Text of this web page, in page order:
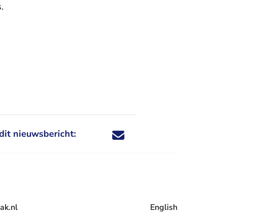
nieuwsbericht: Deel dit nieuwsbericht via X - U verlaat
Deel dit nieuwsbericht via Facebook - U
Deel dit nieuwsbericht via e-mail
Deel dit nieuwsbericht via LinkedIn - U
English